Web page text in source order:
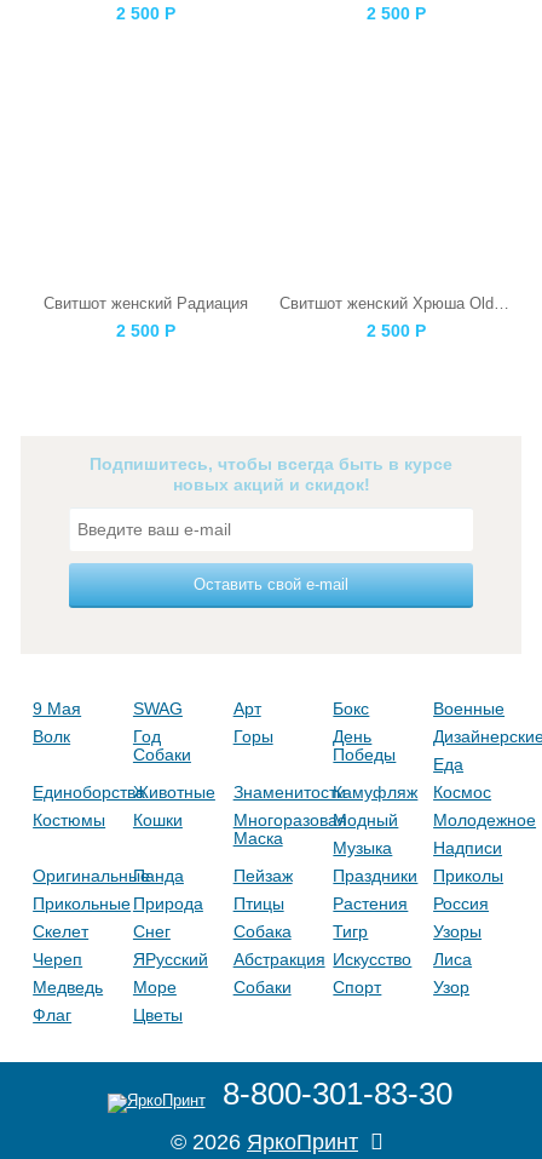
2 500 Р 2 500 Р
Свитшот женский Радиация
2 500 Р
Свитшот женский Хрюша Old СССР Черная
2 500 Р
Подпишитесь, чтобы всегда быть в курсе
новых акций и скидок!
Оставить свой e-mail
9 Мая SWAG Арт Бокс
Военные
Волк
Год
Собаки
Горы
День
Победы
Еда
ЕдиноборстваЖивотные ЗнаменитостиКамуфляж
Космос
Костюмы
Кошки
Многоразовая
Маска
Модный
Молодежное
Музыка
Надписи
ОригинальныеПанда Пейзаж Праздники
Приколы
ПрикольныеПрирода Птицы Растения
Россия
Скелет
Снег Собака Тигр
Узоры
Череп
ЯРусский Абстракция Искусство
Лиса
Медведь
Море Собаки Спорт
Узор
Флаг
Цветы
8-800-301-83-30
© 2026 ЯркоПринт